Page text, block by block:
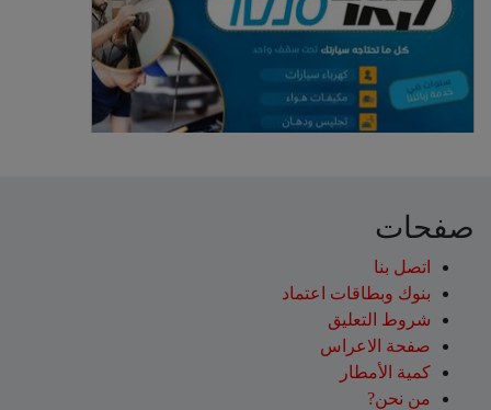
صفحات
اتصل بنا
بنوك وبطاقات اعتماد
شروط التعليق‎
صفحة الاعراس
كمية الأمطار
من نحن?